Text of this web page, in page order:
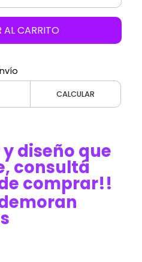
AL CARRITO
CALCULAR
diseño que
consultá
comprar!!